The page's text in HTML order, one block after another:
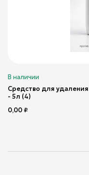
В наличии
Средство для
- 5л (4)
0,00₽